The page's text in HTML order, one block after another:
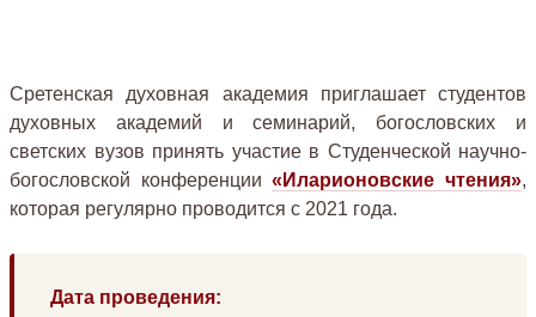
Сретенская духовная академия приглашает студентов
духовных академий и семинарий, богословских и
светских вузов принять участие в Студенческой научно-
богословской конференции«Иларионовские чтения»,
которая регулярно проводится с 2021 года.
Дата проведения: